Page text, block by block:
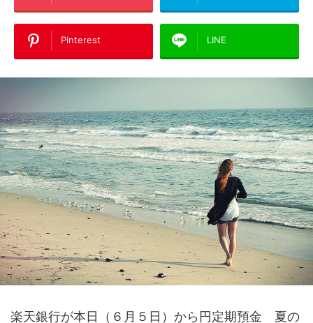
Pinterest LINE
楽天銀行が本日（６月５日）から円定期預金 夏の